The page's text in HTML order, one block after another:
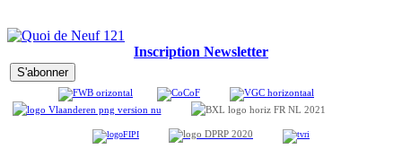
Inscription Newsletter